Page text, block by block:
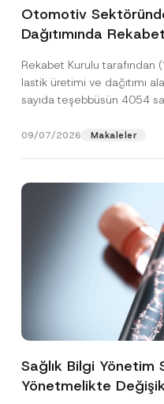
Otomotiv
Dağıtımında
Cezasına
Rekabet Kurulu tarafından
lastik üretimi ve dağıtımı
sayıda teşebbüsün 4054
09/07/2026 Makaleler
Sağlık Bilgi Yönetim
Yönetmelikte